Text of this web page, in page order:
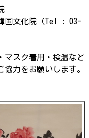
国文化院（Tel : 03-
マスク着用・検温など
力をお願いします。